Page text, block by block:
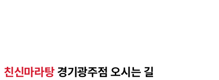
친신마라탕경기광주점 오시는 길